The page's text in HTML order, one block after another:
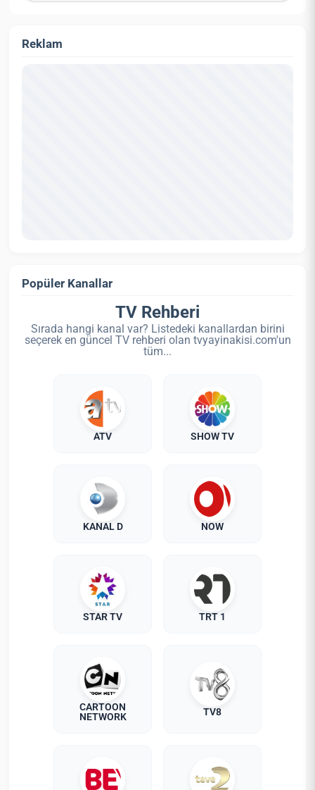
Reklam
Popüler Kanallar
TV Rehberi
Sırada hangi kanal var? Listedeki kanallardan birini
seçerek en güncel TV rehberi olan tvyayinakisi.com'un
tüm...
ATV SHOW TV
KANAL D NOW
STAR TV TRT 1
CARTOON
NETWORK
TV8